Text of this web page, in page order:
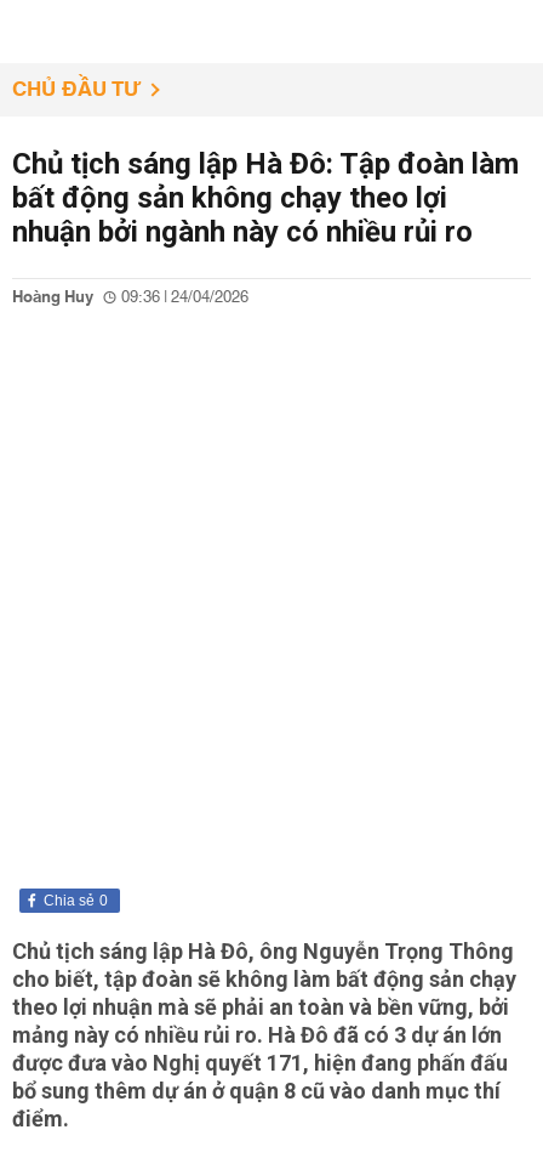
CHỦ ĐẦU TƯ
Chủ tịch sáng lập Hà Đô: Tập đoàn làm
bất động sản không chạy theo lợi
nhuận bởi ngành này có nhiều rủi ro
Hoàng Huy 09:36 | 24/04/2026
0
Chia sẻ
Chủ tịch sáng lập Hà Đô, ông Nguyễn Trọng Thông
cho biết, tập đoàn sẽ không làm bất động sản chạy
theo lợi nhuận mà sẽ phải an toàn và bền vững, bởi
mảng này có nhiều rủi ro. Hà Đô đã có 3 dự án lớn
được đưa vào Nghị quyết 171, hiện đang phấn đấu
bổ sung thêm dự án ở quận 8 cũ vào danh mục thí
điểm.